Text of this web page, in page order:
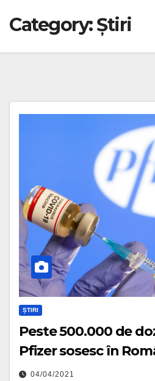
Category:Știri
ȘTIRI
Peste 500.000 de
Pfizer sosesc în
04/04/2021